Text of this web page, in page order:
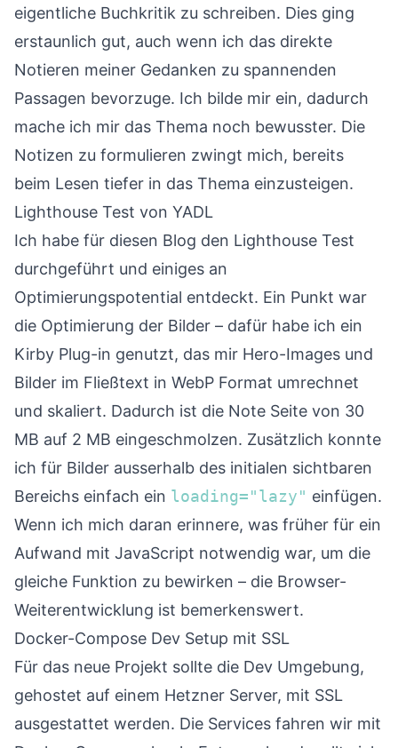
eigentliche Buchkritik zu schreiben. Dies ging
erstaunlich gut, auch wenn ich das direkte
Notieren meiner Gedanken zu spannenden
Passagen bevorzuge. Ich bilde mir ein, dadurch
mache ich mir das Thema noch bewusster. Die
Notizen zu formulieren zwingt mich, bereits
beim Lesen tiefer in das Thema einzusteigen.
Lighthouse Test von YADL
Ich habe für diesen Blog den Lighthouse Test
durchgeführt und einiges an
Optimierungspotential entdeckt. Ein Punkt war
die Optimierung der Bilder – dafür habe ich ein
Kirby Plug-in genutzt, das mir Hero-Images und
Bilder im Fließtext in WebP Format umrechnet
und skaliert. Dadurch ist die Note Seite von 30
MB auf 2 MB eingeschmolzen. Zusätzlich konnte
ich für Bilder ausserhalb des initialen sichtbaren
Bereichs einfach ein loading="lazy" einfügen.
Wenn ich mich daran erinnere, was früher für ein
Aufwand mit JavaScript notwendig war, um die
gleiche Funktion zu bewirken – die Browser-
Weiterentwicklung ist bemerkenswert.
Docker-Compose Dev Setup mit SSL
Für das neue Projekt sollte die Dev Umgebung,
gehostet auf einem Hetzner Server, mit SSL
ausgestattet werden. Die Services fahren wir mit